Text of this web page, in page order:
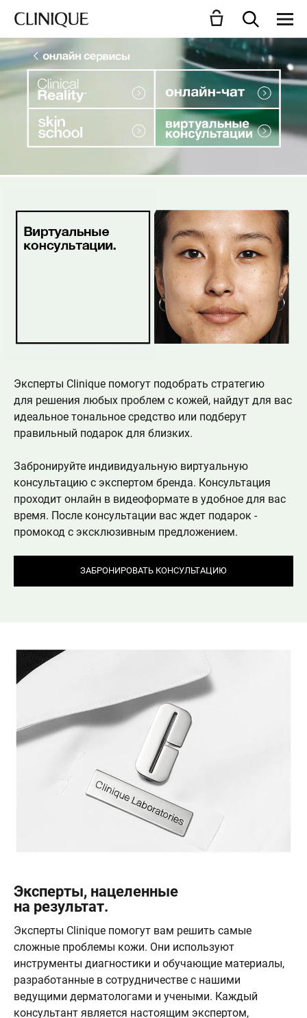
Эксперты Clinique помогут подобрать стратегию
для решения любых проблем с кожей, найдут для вас
идеальное тональное средство или подберут
правильный подарок для близких.
Забронируйте индивидуальную виртуальную
консультацию с экспертом бренда. Консультация
проходит онлайн в видеоформате в удобное для вас
время. После консультации вас ждет подарок -
промокод с эксклюзивным предложением.
ЗАБРОНИРОВАТЬ КОНСУЛЬТАЦИЮ
Эксперты, нацеленные
на результат.
Эксперты Clinique помогут вам решить самые
сложные проблемы кожи. Они используют
инструменты диагностики и обучающие материалы,
разработанные в сотрудничестве с нашими
ведущими дерматологами и учеными. Каждый
консультант является настоящим экспертом,